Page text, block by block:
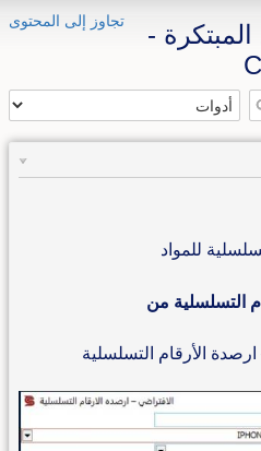
تجاوز إلى المحتوى
-
للمواد
التسلسلية من
الأرقام التسلسلية